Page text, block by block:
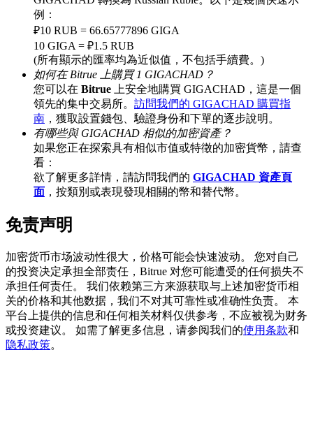
BTC 專享獎勵
充值並交易BTC瓜分 25,000 USDT 獎池！
充值CASHCAT & 赢取
瓜分 500000 CASHCAT 獎池
BitMart 用戶遷移專享
註冊&交易贏 500,000 USDT
貴金屬財富季 · 交易巔峰賽
抽獎衝榜 · 贏33,333 USDT
例：
₽10 RUB = 66.65777896 GIGA
10 GIGA = ₽1.5 RUB
(所有顯示的匯率均為近似值，不包括手續費。)
如何在 Bitrue 上購買 1 GIGACHAD？
您可以在 Bitrue 上安全地購買 GIGACHAD，這是一個
領先的集中交易所。 訪問我們的 GIGACHAD 購買指
南 ，獲取設置錢包、驗證身份和下單的逐步說明。
有哪些與 GIGACHAD 相似的加密資產？
如果您正在探索具有相似市值或特徵的加密貨幣，請查
看：
欲了解更多詳情，請訪問我們的 GIGACHAD 資產頁
面 ，按類別或表現發現相關的幣和替代幣。
免责声明
加密货币市场波动性很大，价格可能会快速波动。 您对自己
的投资决定承担全部责任，Bitrue 对您可能遭受的任何损失不
承担任何责任。 我们依赖第三方来源获取与上述加密货币相
关的价格和其他数据，我们不对其可靠性或准确性负责。 本
平台上提供的信息和任何相关材料仅供参考，不应被视为财务
或投资建议。 如需了解更多信息，请参阅我们的使用条款和
隐私政策。